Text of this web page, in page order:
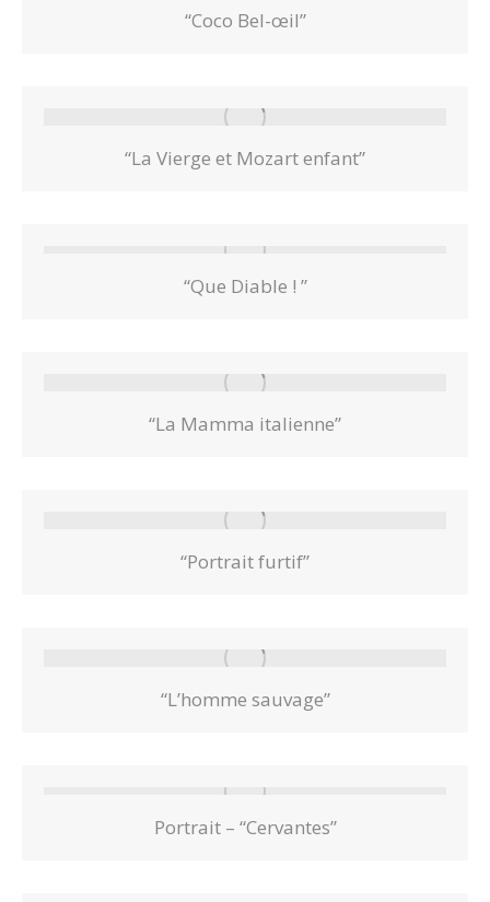
“Coco Bel-œil”
“La Vierge et Mozart enfant”
“Que Diable ! ”
“La Mamma italienne”
“Portrait furtif”
“L’homme sauvage”
Portrait – “Cervantes”